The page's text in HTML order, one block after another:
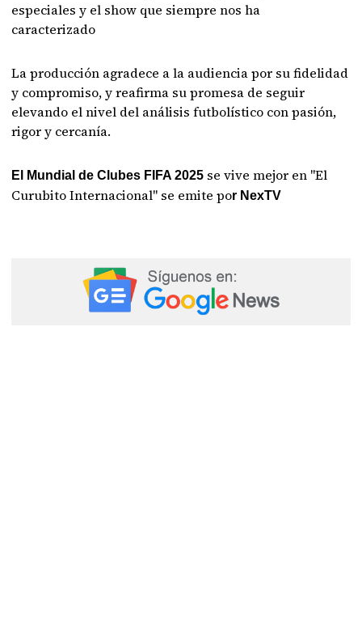
especiales y el show que siempre nos ha
caracterizado
La producción agradece a la audiencia por su fidelidad
y compromiso, y reafirma su promesa de seguir
elevando el nivel del análisis futbolístico con pasión,
rigor y cercanía.
El Mundial de Clubes FIFA 2025 se vive mejor en "El
Curubito Internacional" se emite por NexTV